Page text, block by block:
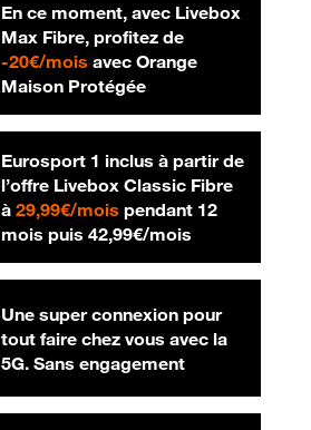
En ce moment, avec Livebox
Max Fibre, profitez de
-20€/mois20 € par mois
avec Orange
Maison Protégée
Eurosport 1 inclus à partir de
l’offre Livebox Classic Fibre
à 29,99€/mois29,99 € par mois
pendant 12
mois puis 42,99€/mois42,99 € par
Une super connexion pour
tout faire chez vous avec la
5G. Sans engagement